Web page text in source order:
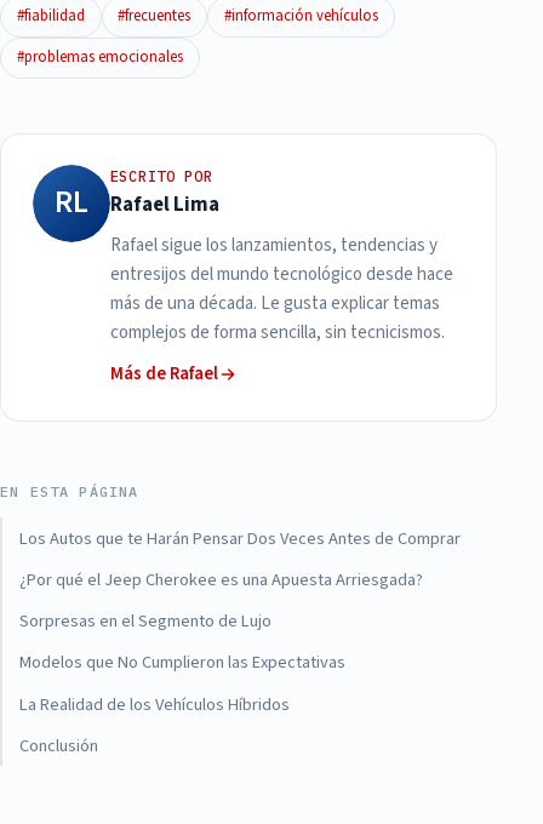
#fiabilidad #frecuentes
#información vehículos
#problemas emocionales
RL
ESCRITO POR
Rafael Lima
Rafael sigue los lanzamientos, tendencias y
entresijos del mundo tecnológico desde hace
más de una década. Le gusta explicar temas
complejos de forma sencilla, sin tecnicismos.
Más de Rafael
EN ESTA PÁGINA
Los Autos que te Harán Pensar Dos Veces Antes de Comprar
¿Por qué el Jeep Cherokee es una Apuesta Arriesgada?
Sorpresas en el Segmento de Lujo
Modelos que No Cumplieron las Expectativas
La Realidad de los Vehículos Híbridos
Conclusión